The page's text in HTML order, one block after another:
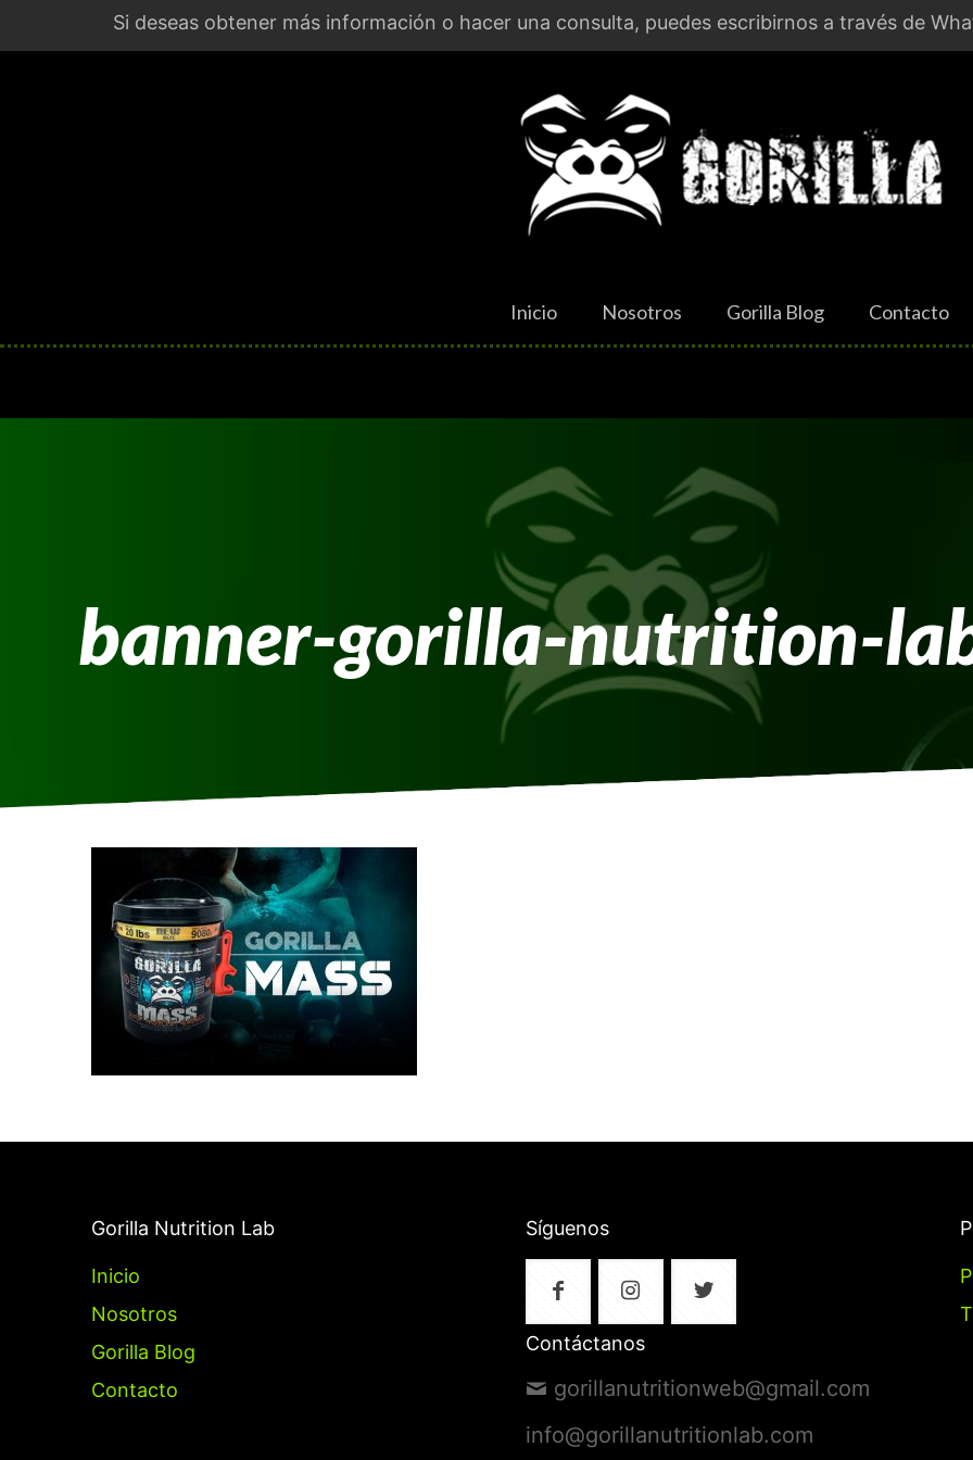
Si deseas obtener más información o hacer una consulta, puedes escribirnos a través de
Inicio Nosotros Gorilla Blog Contacto
banner-gorilla-nutrition-
Gorilla Nutrition Lab
Inicio
Nosotros
Gorilla Blog
Contacto
Síguenos
Contáctanos
gorillanutritionweb@gmail.com
info@gorillanutritionlab.com